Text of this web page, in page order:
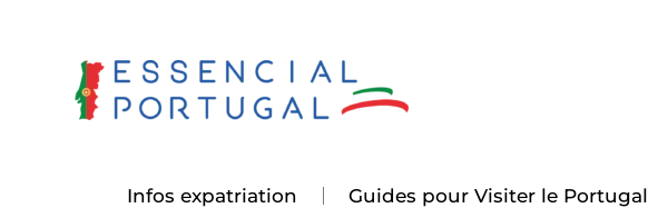
Infos expatriation Guides pour Visiter le Portugal